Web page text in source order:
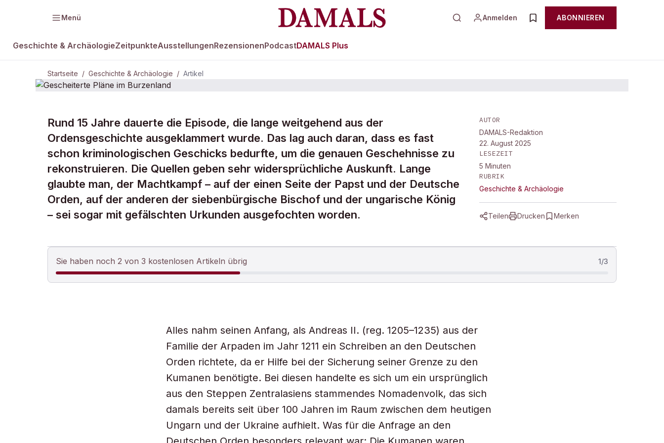
Menü Anmelden ABONNIEREN
Geschichte & ArchäologieZeitpunkteAusstellungenRezensionenPodcastDAMALS Plus
Startseite / Geschichte & Archäologie / Artikel
DAMALS Plus GESCHICHTE & ARCHÄOLOGIE
Gescheiterte Pläne im
Burzenland
Rund 15 Jahre dauerte die Episode, die lange weitgehend aus der
Ordensgeschichte ausgeklammert wurde. Das lag auch daran, dass es fast
schon kriminologischen Geschicks bedurfte, um die genauen Geschehnisse zu
rekonstruieren. Die Quellen geben sehr widersprüchliche Auskunft. Lange
glaubte man, der Machtkampf – auf der einen Seite der Papst und der Deutsche
Orden, auf der anderen der siebenbürgische Bischof und der ungarische König
– sei sogar mit gefälschten Urkunden ausgefochten worden.
AUTOR
DAMALS-Redaktion
22. August 2025
LESEZEIT
5 Minuten
RUBRIK
Geschichte & Archäologie
Teilen Drucken Merken
Sie haben noch 2 von 3 kostenlosen Artikeln übrig 1/3
Alles nahm seinen Anfang, als Andreas II. (reg. 1205–1235) aus der
Familie der Arpaden im Jahr 1211 ein Schreiben an den Deutschen
Orden richtete, da er Hilfe bei der Sicherung seiner Grenze zu den
Kumanen benötigte. Bei diesen handelte es sich um ein ursprünglich
aus den Steppen Zentralasiens stammendes Nomadenvolk, das sich
damals bereits seit über 100 Jahren im Raum zwischen dem heutigen
Ungarn und der Ukraine aufhielt. Was für die Anfrage an den